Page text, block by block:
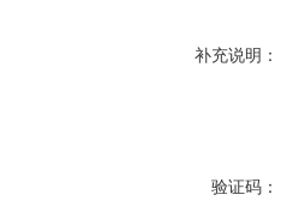
补充说明：
验证码：